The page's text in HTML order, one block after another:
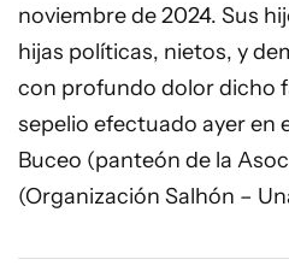
noviembre de 2024. Sus
hijas políticas, nietos, y
con profundo dolor dicho
sepelio efectuado ayer en
Buceo (panteón de la
(Organización Salhón –